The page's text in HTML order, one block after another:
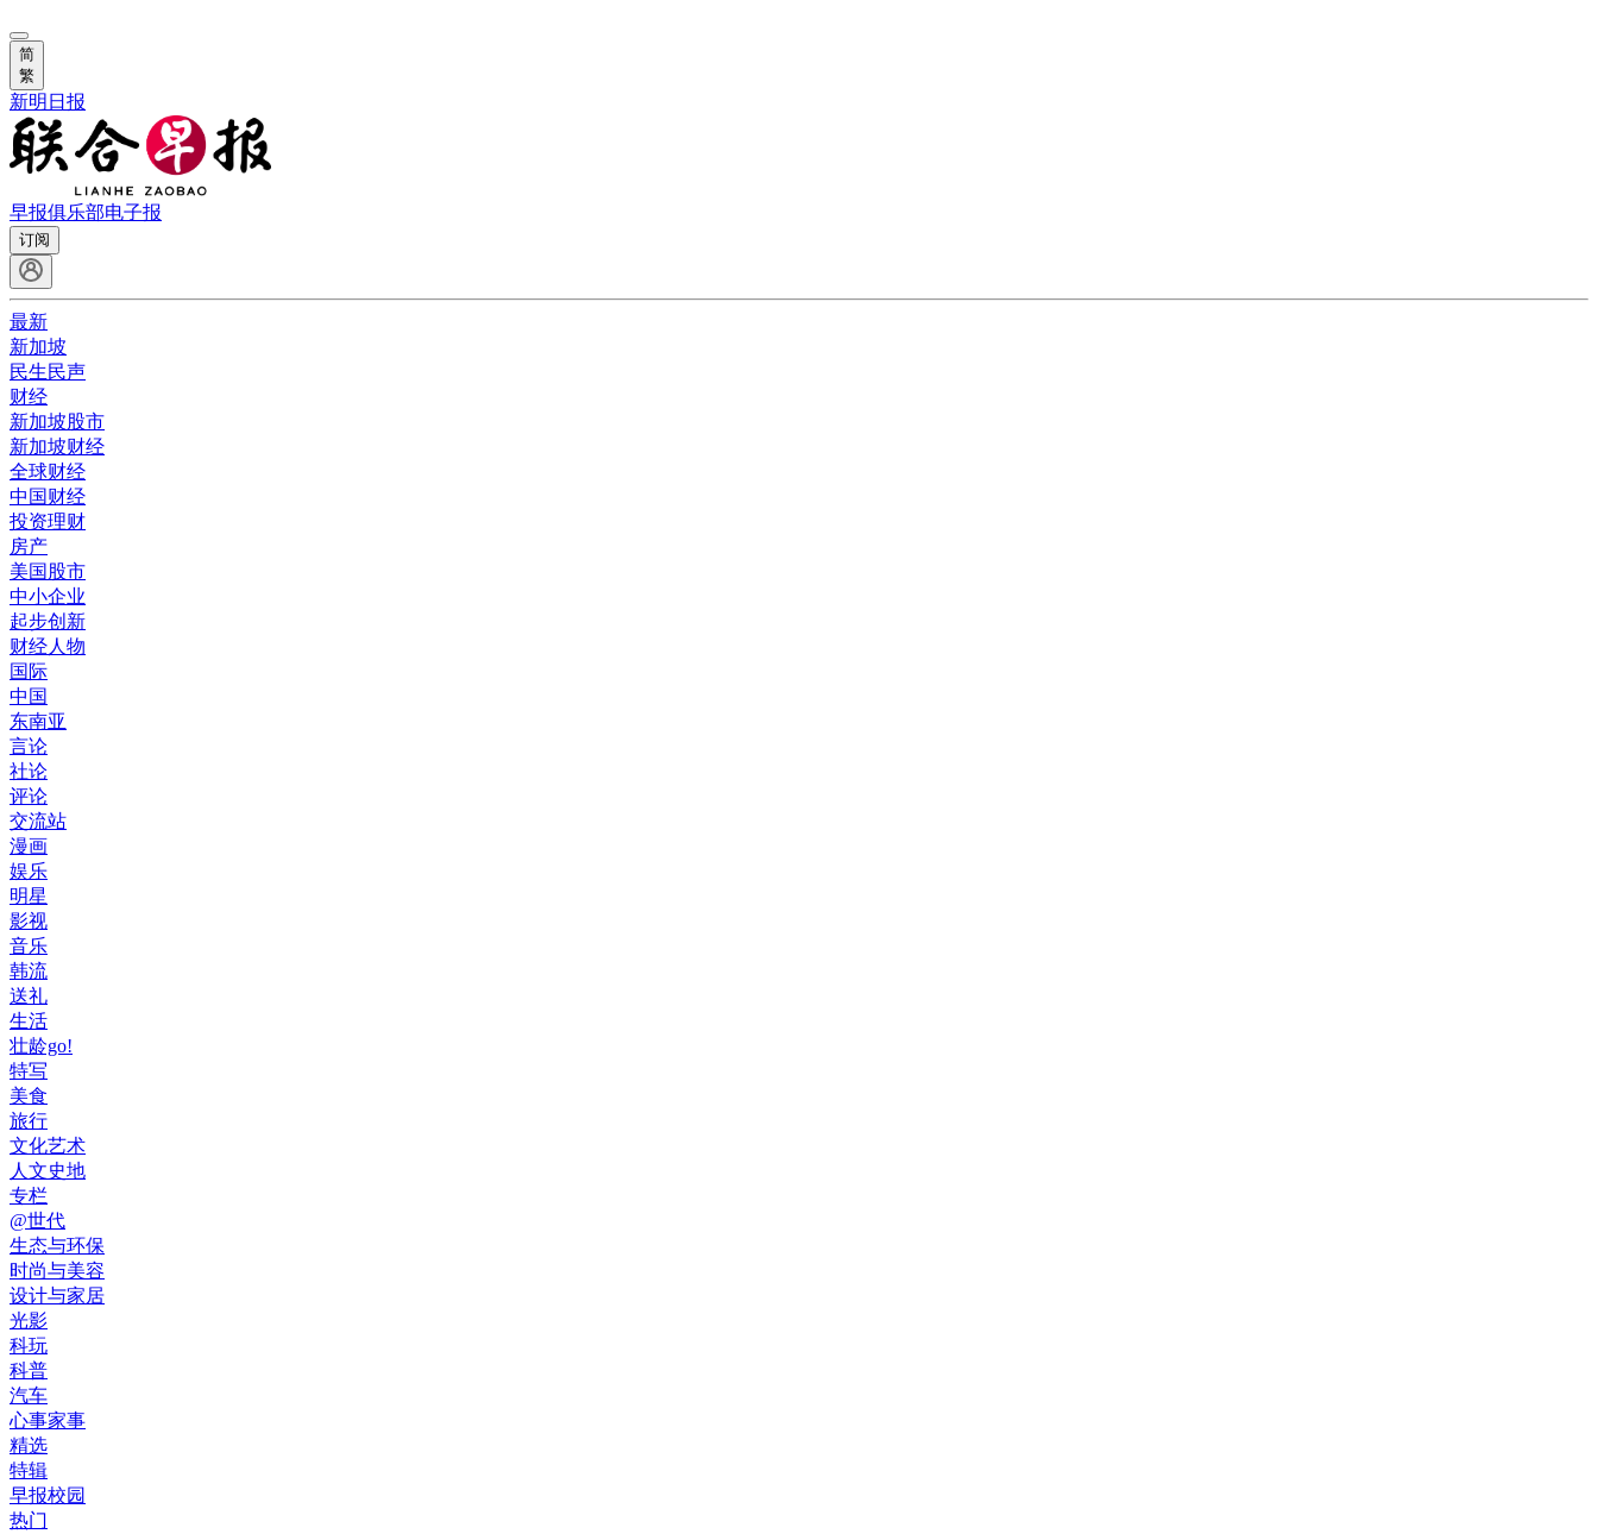
简
繁
新明日报
早报俱乐部电子报
订阅
最新
新加坡
民生民声
财经
新加坡股市
新加坡财经
全球财经
中国财经
投资理财
房产
美国股市
中小企业
起步创新
财经人物
国际
中国
东南亚
言论
社论
评论
交流站
漫画
娱乐
明星
影视
音乐
韩流
送礼
生活
壮龄go!
特写
美食
旅行
文化艺术
人文史地
专栏
@世代
生态与环保
时尚与美容
设计与家居
光影
科玩
科普
汽车
心事家事
精选
特辑
早报校园
热门